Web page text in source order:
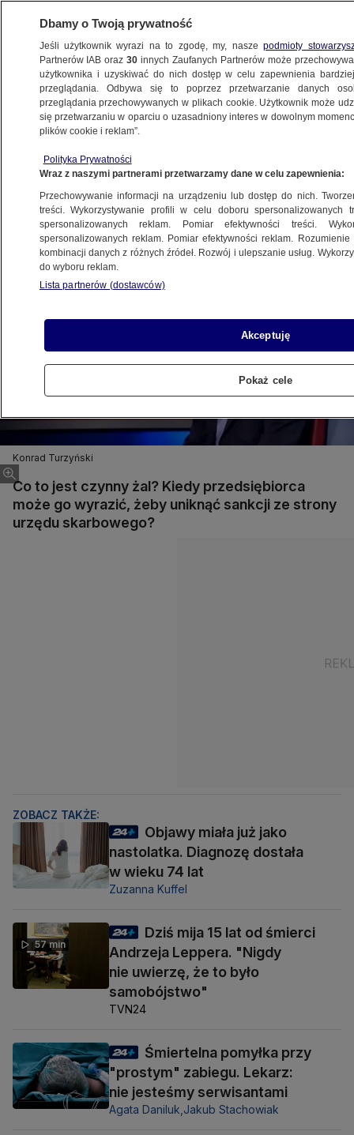
BIZNES
Z KRAJU
1.02.2013, 20:19
Udostępnij
Konrad Turzyński
Co to jest czynny żal? Kiedy przedsiębiorca
może go wyrazić, żeby uniknąć sankcji ze strony
urzędu skarbowego?
ZOBACZ TAKŻE:
Objawy miała już jako
nastolatka. Diagnozę dostała
w wieku 74 lat
Zuzanna Kuffel
57 min
Dziś mija 15 lat od śmierci
Andrzeja Leppera. "Nigdy
nie uwierzę, że to było
samobójstwo"
TVN24
Śmiertelna pomyłka przy
"prostym" zabiegu. Lekarz:
nie jesteśmy serwisantami
Agata Daniluk, Jakub Stachowiak
Dbamy o Twoją prywatność
Jeśli użytkownik wyrazi na to zgodę, my, naszepodmioty
Partnerów IAB oraz30 innych Zaufanych Partnerów może
użytkownika i uzyskiwać do nich dostęp w celu zapewnienia
przeglądania. Odbywa się to poprzez przetwarzanie danych
przeglądania przechowywanych w plikach cookie. Użytkownik może
się przetwarzaniu w oparciu o uzasadniony interes w dowolnym
plików cookie i reklam”.
Polityka Prywatności
Wraz z naszymi partnerami przetwarzamy dane w celu zapewnienia:
Przechowywanie informacji na urządzeniu lub dostęp do nich.
treści. Wykorzystywanie profili w celu doboru spersonalizowanych
spersonalizowanych reklam. Pomiar efektywności treści.
spersonalizowanych reklam. Pomiar efektywności reklam.
kombinacji danych z różnych źródeł. Rozwój i ulepszanie usług.
do wyboru reklam.
Lista partnerów (dostawców)
Akceptuję
Pokaż cele